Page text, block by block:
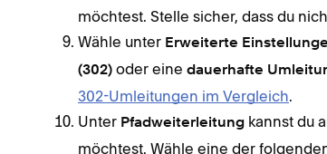
möchtest. Stelle sicher, dass du
Wähle unter Erweiterte
(302) oder eine dauerhafte
302-Umleitungen im Vergleich.
Unter Pfadweiterleitung kannst du
möchtest. Wähle eine der